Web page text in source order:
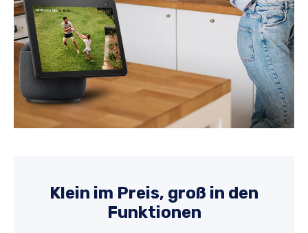
Klein im Preis, groß in den
Funktionen